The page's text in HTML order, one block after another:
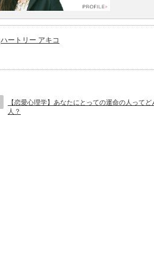
ハートリー アキコ
【恋愛心理学】あなたにとっての運命の人ってど
人？